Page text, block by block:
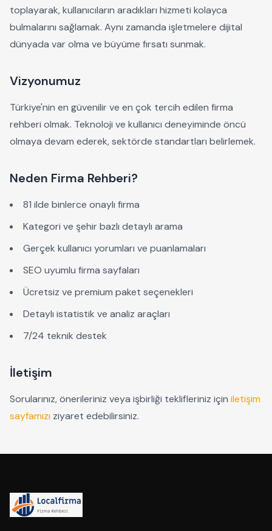
toplayarak, kullanıcıların aradıkları hizmeti kolayca
bulmalarını sağlamak. Aynı zamanda işletmelere dijital
dünyada var olma ve büyüme fırsatı sunmak.
Vizyonumuz
Türkiye'nin en güvenilir ve en çok tercih edilen firma
rehberi olmak. Teknoloji ve kullanıcı deneyiminde öncü
olmaya devam ederek, sektörde standartları belirlemek.
Neden Firma Rehberi?
81 ilde binlerce onaylı firma
Kategori ve şehir bazlı detaylı arama
Gerçek kullanıcı yorumları ve puanlamaları
SEO uyumlu firma sayfaları
Ücretsiz ve premium paket seçenekleri
Detaylı istatistik ve analiz araçları
7/24 teknik destek
İletişim
Sorularınız, önerileriniz veya işbirliği teklifleriniz için iletişim
sayfamızı ziyaret edebilirsiniz.